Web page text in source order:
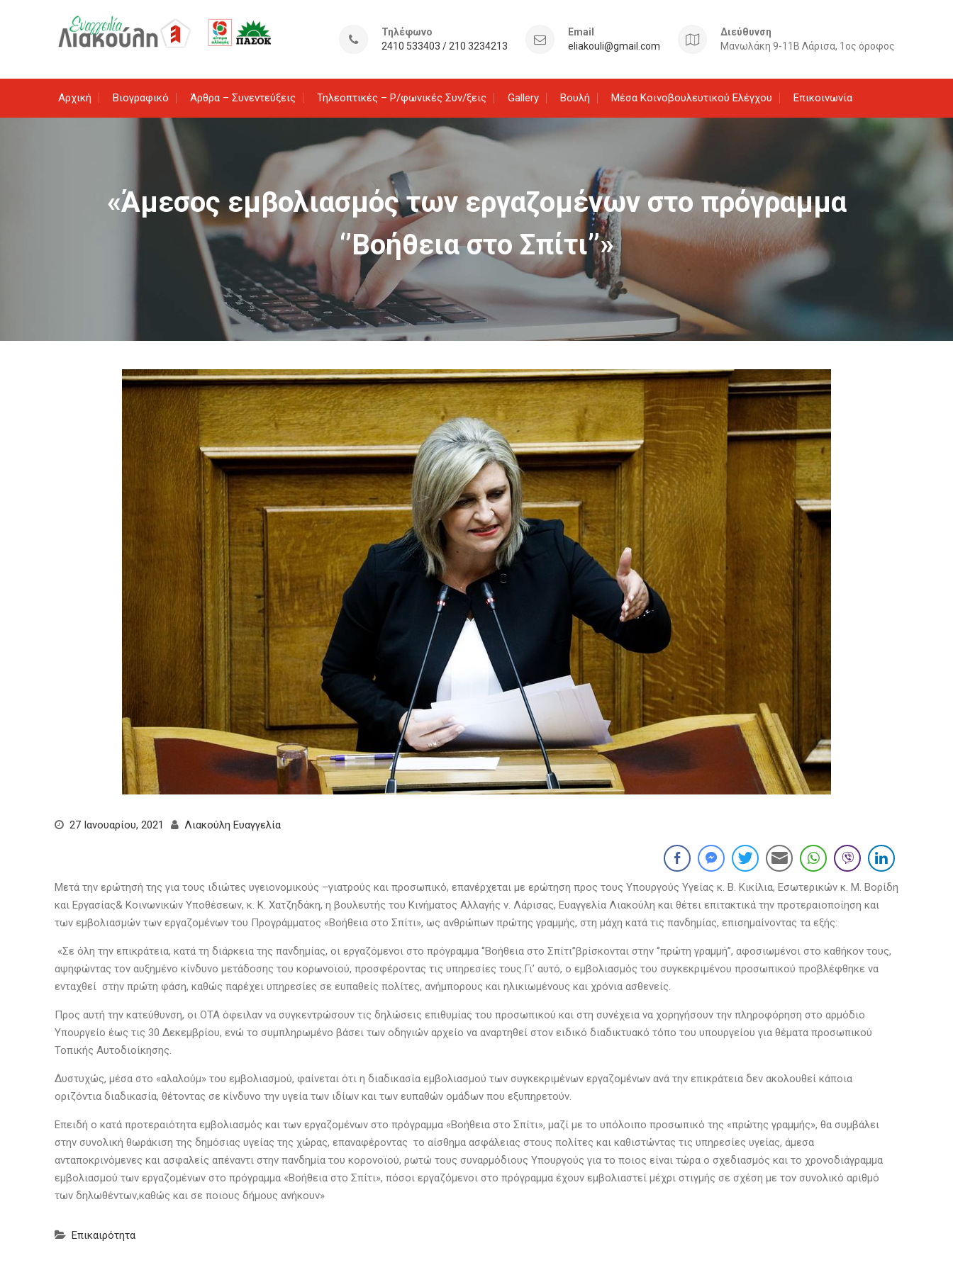
Τηλέφωνο
2410 533403 / 210 3234213
Email
eliakouli@gmail.com
Διεύθυνση
Μανωλάκη 9-11Β Λάρισα, 1ος όροφος
Αρχική Βιογραφικό Άρθρα – Συνεντεύξεις Τηλεοπτικές – Ρ/φωνικές Συν/ξεις Gallery Βουλή Μέσα Κοινοβουλευτικού Ελέγχου Επικοινωνία
«Άμεσος εμβολιασμός των εργαζομένων στο πρόγραμμα
‘’Βοήθεια στο Σπίτι’’»
27 Ιανουαρίου, 2021 Λιακούλη Ευαγγελία
Μετά την ερώτησή της για τους ιδιώτες υγειονομικούς –γιατρούς και προσωπικό, επανέρχεται με ερώτηση προς τους Υπουργούς Υγείας κ. Β. Κικίλια, Εσωτερικών κ. Μ. Βορίδη
και Εργασίας& Κοινωνικών Υποθέσεων, κ. Κ. Χατζηδάκη, η βουλευτής του Κινήματος Αλλαγής ν. Λάρισας, Ευαγγελία Λιακούλη και θέτει επιτακτικά την προτεραιοποίηση και
των εμβολιασμών των εργαζομένων του Προγράμματος «Βοήθεια στο Σπίτι», ως ανθρώπων πρώτης γραμμής, στη μάχη κατά τις πανδημίας, επισημαίνοντας τα εξής:
«Σε όλη την επικράτεια, κατά τη διάρκεια της πανδημίας, οι εργαζόμενοι στο πρόγραμμα ‘’Βοήθεια στο Σπίτι’’βρίσκονται στην ‘’πρώτη γραμμή’’, αφοσιωμένοι στο καθήκον τους,
αψηφώντας τον αυξημένο κίνδυνο μετάδοσης του κορωνοϊού, προσφέροντας τις υπηρεσίες τους.Γι’ αυτό, ο εμβολιασμός του συγκεκριμένου προσωπικού προβλέφθηκε να
ενταχθεί στην πρώτη φάση, καθώς παρέχει υπηρεσίες σε ευπαθείς πολίτες, ανήμπορους και ηλικιωμένους και χρόνια ασθενείς.
Προς αυτή την κατεύθυνση, οι ΟΤΑ όφειλαν να συγκεντρώσουν τις δηλώσεις επιθυμίας του προσωπικού και στη συνέχεια να χορηγήσουν την πληροφόρηση στο αρμόδιο
Υπουργείο έως τις 30 Δεκεμβρίου, ενώ το συμπληρωμένο βάσει των οδηγιών αρχείο να αναρτηθεί στον ειδικό διαδικτυακό τόπο του υπουργείου για θέματα προσωπικού
Τοπικής Αυτοδιοίκησης.
Δυστυχώς, μέσα στο «αλαλούμ» του εμβολιασμού, φαίνεται ότι η διαδικασία εμβολιασμού των συγκεκριμένων εργαζομένων ανά την επικράτεια δεν ακολουθεί κάποια
οριζόντια διαδικασία, θέτοντας σε κίνδυνο την υγεία των ιδίων και των ευπαθών ομάδων που εξυπηρετούν.
Επειδή ο κατά προτεραιότητα εμβολιασμός και των εργαζομένων στο πρόγραμμα «Βοήθεια στο Σπίτι», μαζί με το υπόλοιπο προσωπικό της «πρώτης γραμμής», θα συμβάλει
στην συνολική θωράκιση της δημόσιας υγείας της χώρας, επαναφέροντας το αίσθημα ασφάλειας στους πολίτες και καθιστώντας τις υπηρεσίες υγείας, άμεσα
ανταποκρινόμενες και ασφαλείς απέναντι στην πανδημία του κορονοϊού, ρωτώ τους συναρμόδιους Υπουργούς για το ποιος είναι τώρα ο σχεδιασμός και το χρονοδιάγραμμα
εμβολιασμού των εργαζομένων στο πρόγραμμα «Βοήθεια στο Σπίτι», πόσοι εργαζόμενοι στο πρόγραμμα έχουν εμβολιαστεί μέχρι στιγμής σε σχέση με τον συνολικό αριθμό
των δηλωθέντων,καθώς και σε ποιους δήμους ανήκουν»
Επικαιρότητα